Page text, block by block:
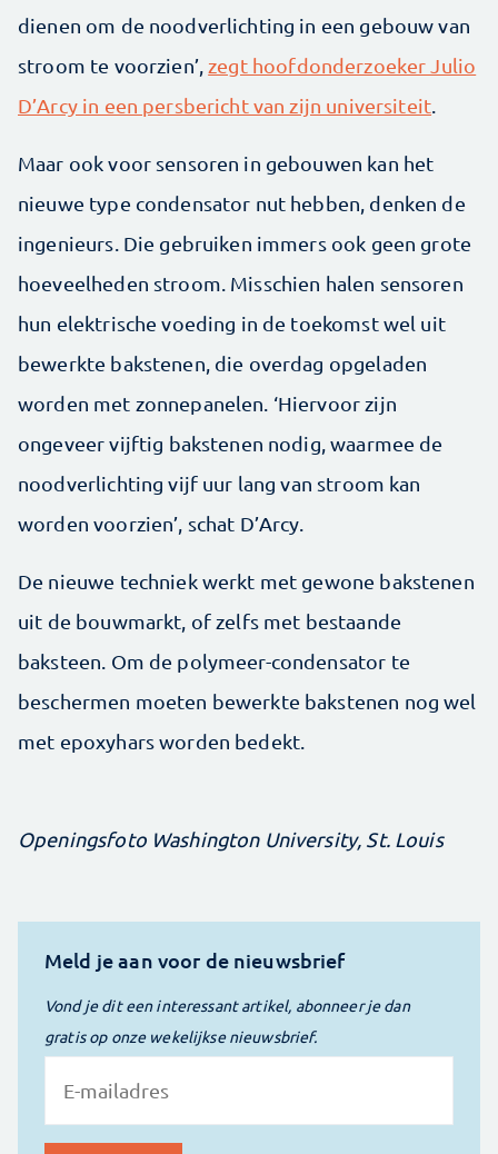
dienen om de noodverlichting in een gebouw van
stroom te voorzien’, zegt hoofdonderzoeker Julio
D’Arcy in een persbericht van zijn universiteit
Maar ook voor sensoren in gebouwen kan het
nieuwe type condensator nut hebben, denken de
ingenieurs. Die gebruiken immers ook geen grote
hoeveelheden stroom. Misschien halen sensoren
hun elektrische voeding in de toekomst wel uit
bewerkte bakstenen, die overdag opgeladen
worden met zonnepanelen. ‘Hiervoor zijn
ongeveer vijftig bakstenen nodig, waarmee de
noodverlichting vijf uur lang van stroom kan
worden voorzien’, schat D’Arcy.
De nieuwe techniek werkt met gewone bakstenen
uit de bouwmarkt, of zelfs met bestaande
baksteen. Om de polymeer-condensator te
beschermen moeten bewerkte bakstenen nog wel
met epoxyhars worden bedekt.
Openingsfoto Washington University, St. Louis
Meld je aan voor de nieuwsbrief
Vond je dit een interessant artikel, abonneer je dan
gratis op onze wekelijkse nieuwsbrief.